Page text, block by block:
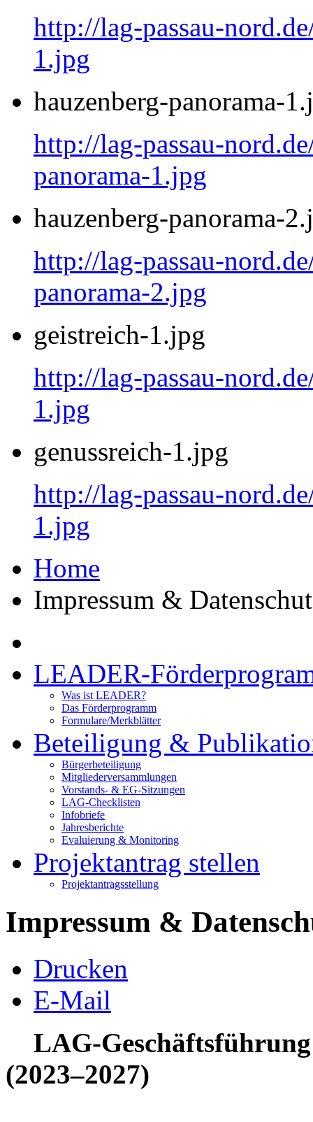
http://lag-passau-
1.jpg
hauzenberg-panorama-
http://lag-passau-
panorama-1.jpg
hauzenberg-panorama-
http://lag-passau-
panorama-2.jpg
geistreich-1.jpg
http://lag-passau-
1.jpg
genussreich-1.jpg
http://lag-passau-
1.jpg
Home
Impressum &
LEADER-
Was ist LEADER?
Das Förderprogramm
Formulare/Merkblätter
Beteiligung &
Bürgerbeteiligung
Mitgliederversammlungen
Vorstands- & EG-Sitzungen
LAG-Checklisten
Infobriefe
Jahresberichte
Evaluierung & Monitoring
Projektantrag stellen
Projektantragsstellung
Impressum &
Drucken
E-Mail
LAG-
(2023–2027)